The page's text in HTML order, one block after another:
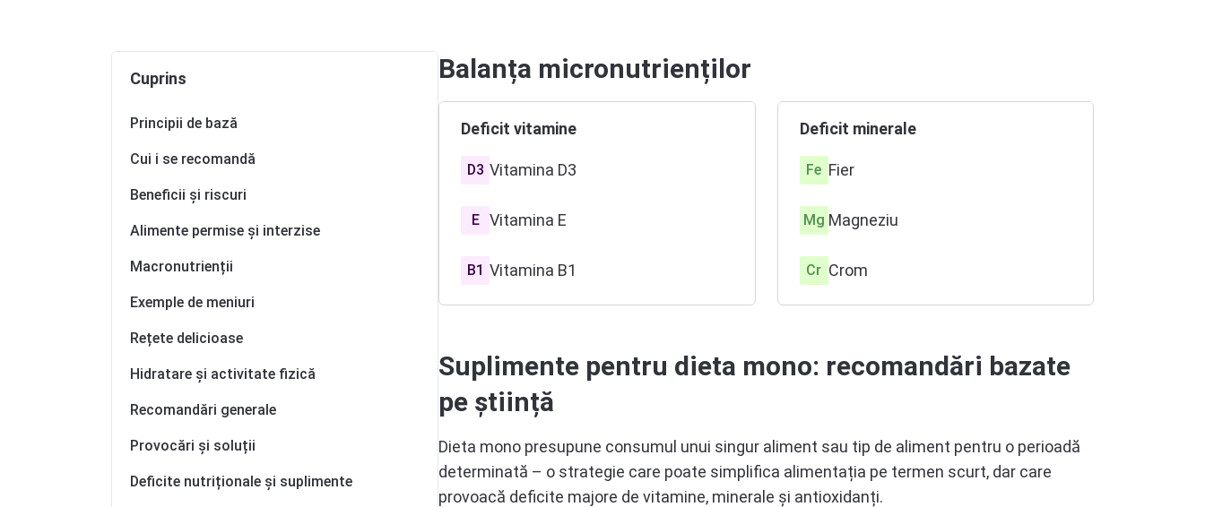
Cuprins
Principii de bază
Cui i se recomandă
Beneficii și riscuri
Alimente permise și interzise
Macronutrienții
Exemple de meniuri
Rețete delicioase
Hidratare și activitate fizică
Recomandări generale
Provocări și soluții
Deficite nutriționale și suplimente
Balanța micronutrienților
Deficit vitamine
D3 Vitamina D3
E Vitamina E
B1 Vitamina B1
B7 Vitamina B7
B9 Vitamina B9
B12Vitamina B12
Deficit minerale
Fe Fier
Mg Magneziu
Cr Crom
Suplimente pentru dieta mono: recomandări bazate
pe știință
Dieta mono presupune consumul unui singur aliment sau tip de aliment pentru o perioadă
determinată – o strategie care poate simplifica alimentația pe termen scurt, dar care
provoacă deficite majore de vitamine, minerale și antioxidanți.